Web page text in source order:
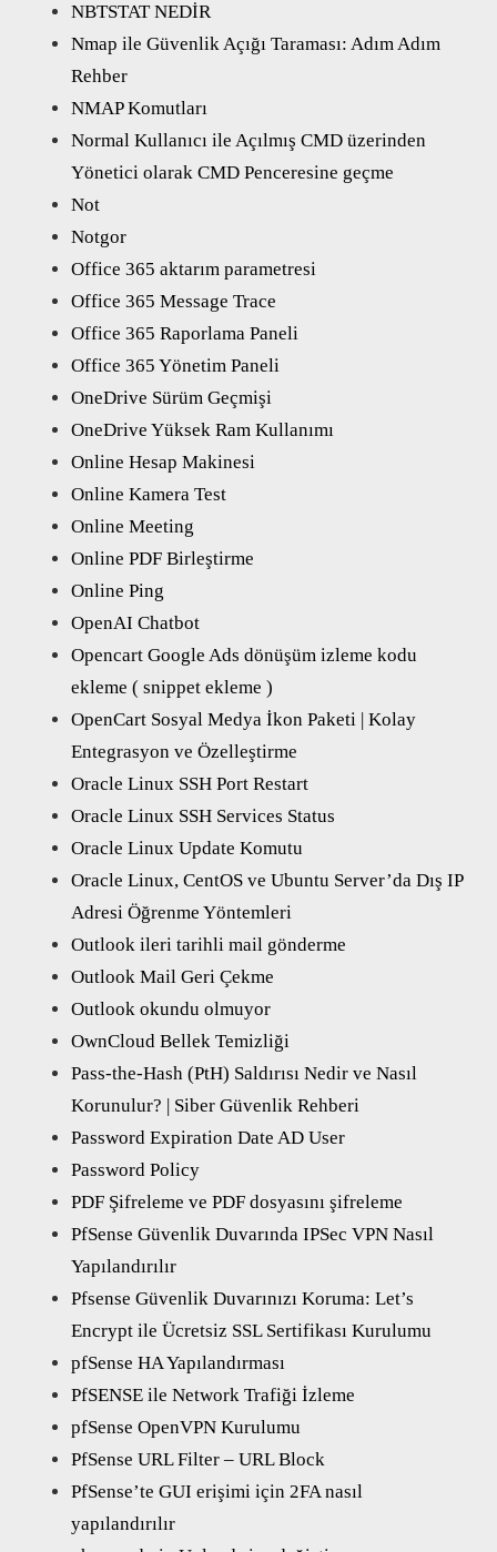
NBTSTAT NEDİR
Nmap ile Güvenlik Açığı Taraması: Adım Adım
Rehber
NMAP Komutları
Normal Kullanıcı ile Açılmış CMD üzerinden
Yönetici olarak CMD Penceresine geçme
Not
Notgor
Office 365 aktarım parametresi
Office 365 Message Trace
Office 365 Raporlama Paneli
Office 365 Yönetim Paneli
OneDrive Sürüm Geçmişi
OneDrive Yüksek Ram Kullanımı
Online Hesap Makinesi
Online Kamera Test
Online Meeting
Online PDF Birleştirme
Online Ping
OpenAI Chatbot
Opencart Google Ads dönüşüm izleme kodu
ekleme ( snippet ekleme )
OpenCart Sosyal Medya İkon Paketi | Kolay
Entegrasyon ve Özelleştirme
Oracle Linux SSH Port Restart
Oracle Linux SSH Services Status
Oracle Linux Update Komutu
Oracle Linux, CentOS ve Ubuntu Server’da Dış IP
Adresi Öğrenme Yöntemleri
Outlook ileri tarihli mail gönderme
Outlook Mail Geri Çekme
Outlook okundu olmuyor
OwnCloud Bellek Temizliği
Pass-the-Hash (PtH) Saldırısı Nedir ve Nasıl
Korunulur? | Siber Güvenlik Rehberi
Password Expiration Date AD User
Password Policy
PDF Şifreleme ve PDF dosyasını şifreleme
PfSense Güvenlik Duvarında IPSec VPN Nasıl
Yapılandırılır
Pfsense Güvenlik Duvarınızı Koruma: Let’s
Encrypt ile Ücretsiz SSL Sertifikası Kurulumu
pfSense HA Yapılandırması
PfSENSE ile Network Trafiği İzleme
pfSense OpenVPN Kurulumu
PfSense URL Filter – URL Block
PfSense’te GUI erişimi için 2FA nasıl
yapılandırılır